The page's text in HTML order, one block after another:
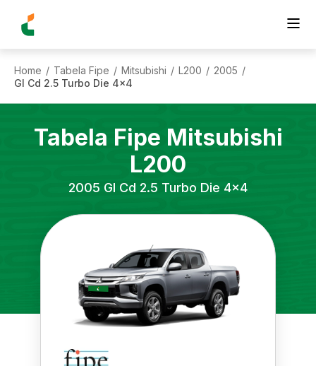
Home / Tabela Fipe / Mitsubishi / L200 / 2005 /
Gl Cd 2.5 Turbo Die 4x4
Tabela Fipe Mitsubishi
L200
2005 Gl Cd 2.5 Turbo Die 4x4